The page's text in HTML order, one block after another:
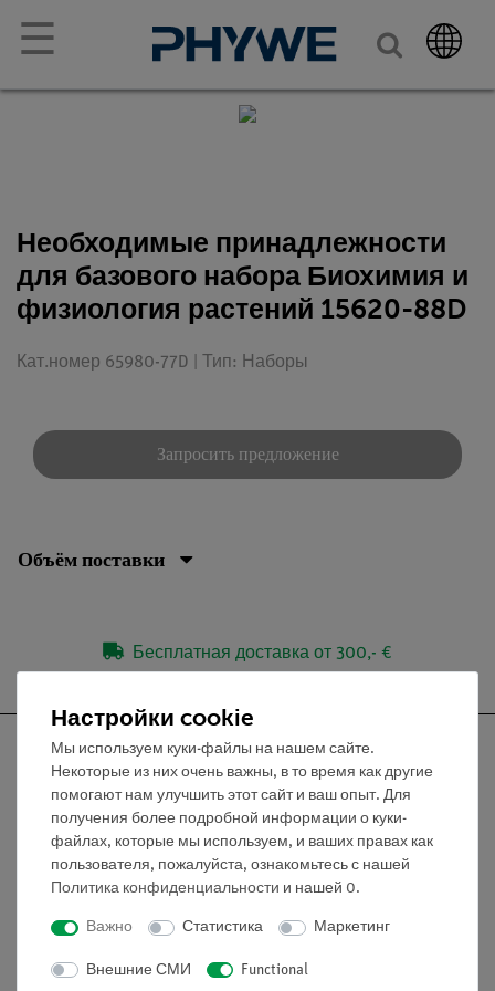
☰
Необходимые принадлежности
для базового набора Биохимия и
физиология растений 15620-88D
Кат.номер 65980-77D | Тип: Наборы
Запросить предложение
Объём поставки
Бесплатная доставка от 300,- €
Nach oben
Информация
Условия сотрудничества
Настройки cookie
Мы используем куки-файлы на нашем сайте.
Некоторые из них очень важны, в то время как другие
помогают нам улучшить этот сайт и ваш опыт. Для
получения более подробной информации о куки-
файлах, которые мы используем, и ваших правах как
пользователя, пожалуйста, ознакомьтесь с нашей
Политика конфиденциальности и нашей 0.
Важно Статистика Маркетинг
Внешние СМИ Functional